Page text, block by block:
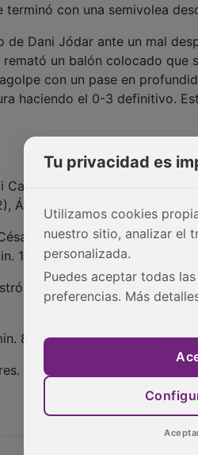
con una semivolea
Dani Jódar ante un mal
un balón colocado que
con un pase en
haciendo el 0-3 definitivo.
Cacho, min. 82), Venturini,
Álex Martínez (Pethrus, min.
(Acuña, min. 75),
15) y Ayoub.
cartulina amarilla a los
87). 0-3 Acuña (min. 93).
Tu privacidad es
Utilizamos cookies
nuestro sitio, analizar el
personalizada.
Puedes aceptar todas
preferencias. Más